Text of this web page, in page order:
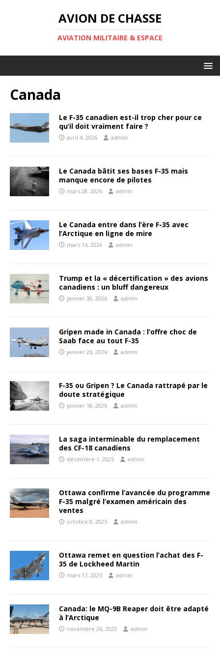
AVION DE CHASSE
AVIATION MILITAIRE & ESPACE
Canada
Le F-35 canadien est-il trop cher pour ce
qu’il doit vraiment faire ?
avril 4, 2026 admin
Le Canada bâtit ses bases F-35 mais
manque encore de pilotes
mars 28, 2026 admin
Le Canada entre dans l’ère F-35 avec
l’Arctique en ligne de mire
mars 14, 2026 admin
Trump et la « décertification » des avions
canadiens : un bluff dangereux
janvier 30, 2026 admin
Gripen made in Canada : l’offre choc de
Saab face au tout F-35
janvier 23, 2026 admin
F-35 ou Gripen ? Le Canada rattrapé par le
doute stratégique
janvier 18, 2026 admin
La saga interminable du remplacement
des CF-18 canadiens
décembre 1, 2025 admin
Ottawa confirme l’avancée du programme
F-35 malgré l’examen américain des
ventes
octobre 8, 2025 admin
Ottawa remet en question l’achat des F-
35 de Lockheed Martin
mars 17, 2025 admin
Canada: le MQ-9B Reaper doit être adapté
à l’Arctique
novembre 26, 2023 admin